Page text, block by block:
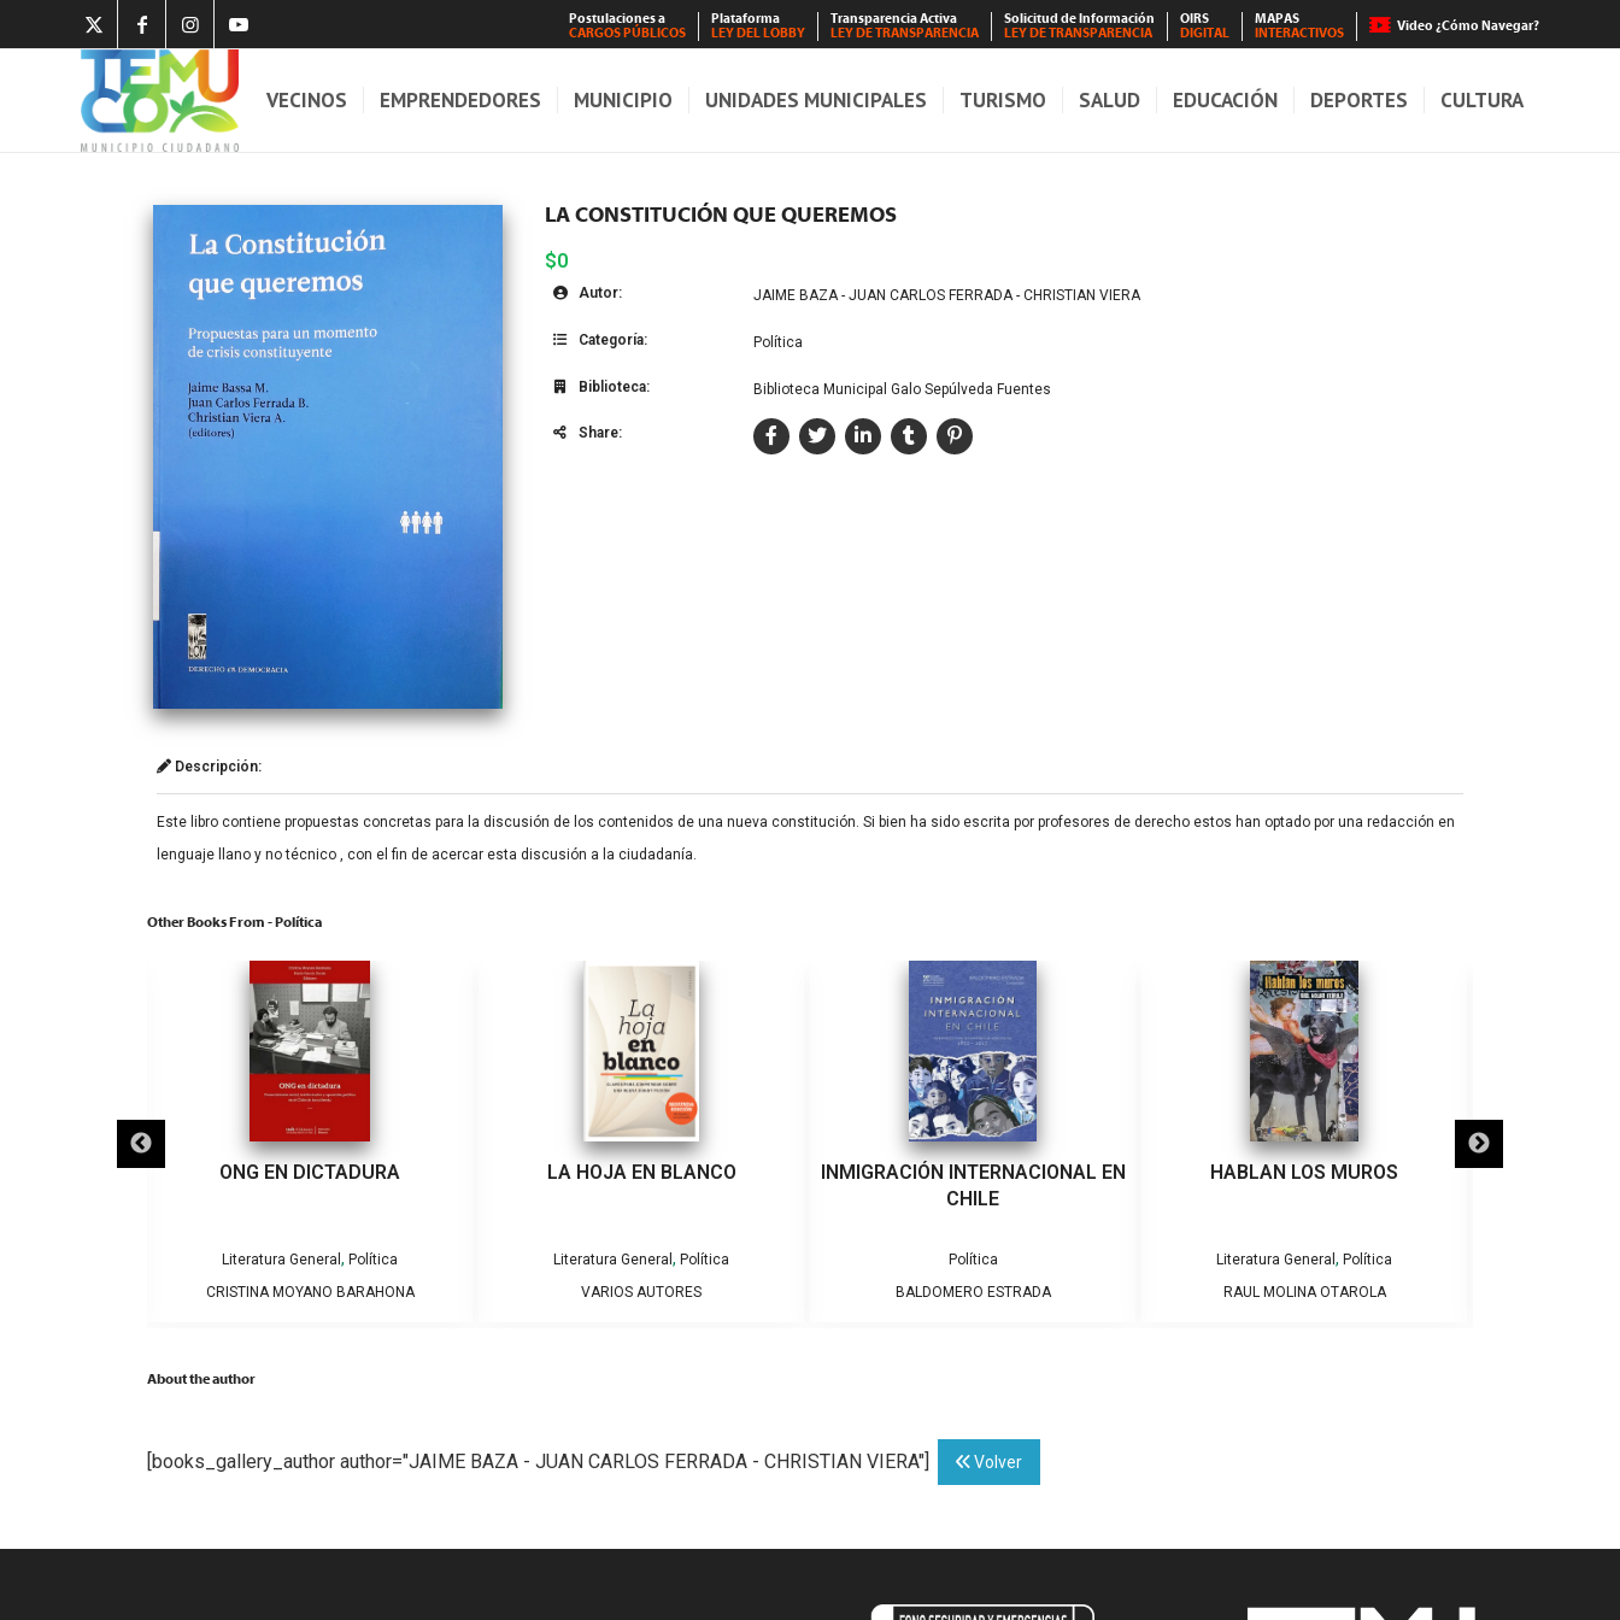
Postulaciones a
CARGOS PÚBLICOS
Plataforma
LEY DEL LOBBY
Transparencia Activa
LEY DE TRANSPARENCIA
Solicitud de Información
LEY DE TRANSPARENCIA
OIRS
DIGITAL
MAPAS
INTERACTIVOS
Video ¿Cómo Navegar?
VECINOS EMPRENDEDORES MUNICIPIO UNIDADES MUNICIPALES TURISMO SALUD EDUCACIÓN DEPORTES CULTURA
LA CONSTITUCIÓN QUE QUEREMOS
$0
Autor: JAIME BAZA - JUAN CARLOS FERRADA - CHRISTIAN VIERA
Categoría: Política
Biblioteca: Biblioteca Municipal Galo Sepúlveda Fuentes
Share:
Descripción:
Este libro contiene propuestas concretas para la discusión de los contenidos de una nueva constitución. Si bien ha sido escrita por profesores de derecho estos han optado por una redacción en
lenguaje llano y no técnico , con el fin de acercar esta discusión a la ciudadanía.
Other Books From - Política
ONG EN DICTADURA
Literatura General , Política
CRISTINA MOYANO BARAHONA
LA HOJA EN BLANCO
Literatura General , Política
VARIOS AUTORES
INMIGRACIÓN INTERNACIONAL EN
CHILE
Política
BALDOMERO ESTRADA
HABLAN LOS MUROS
Literatura General , Política
RAUL MOLINA OTAROLA
FORJANDO
About the author
[books_gallery_author author="JAIME BAZA - JUAN CARLOS FERRADA - CHRISTIAN VIERA"] Volver